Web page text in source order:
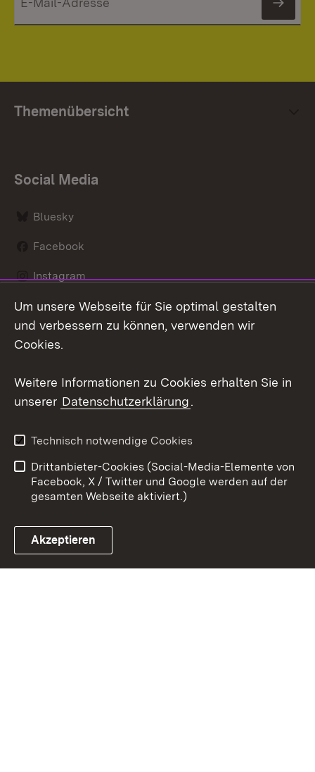
Themenübersicht
Social Media
Bluesky
Facebook
Instagram
LinkedIn
Link zum Landesportal
Datenschutz
Barrierefreiheit
Impressum
Cookies
Um unsere Webseite für Sie optimal gestalten
und verbessern zu können, verwenden wir
Cookies.
Weitere Informationen zu Cookies erhalten Sie in
unserer Datenschutzerklärung.
Technisch notwendige Cookies
Drittanbieter-Cookies (Social-Media-Elemente von
Facebook, X / Twitter und Google werden auf der
gesamten Webseite aktiviert.)
Akzeptieren